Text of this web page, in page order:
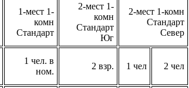
1-мест 1-
комн
Стандарт
2-мест 1-
комн
Стандарт
Юг
2-мест 1-комн
Стандарт
Север
1 чел. в
ном.
2 взр. 1 чел 2 чел